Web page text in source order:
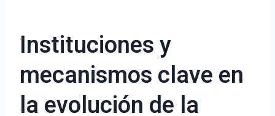
Instituciones y
mecanismos clave en
la evolución de la